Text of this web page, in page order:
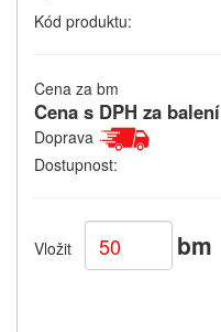
Kód produktu:
Cena za bm
Cena s DPH za balení
Doprava
Dostupnost:
Vložit bm